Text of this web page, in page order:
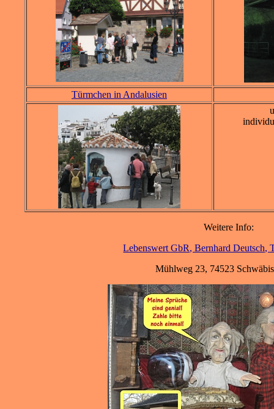
Türmchen in Andalusien
Weitere Info:
Lebenswert GbR, Bernhard Deutsch,
Mühlweg 23, 74523